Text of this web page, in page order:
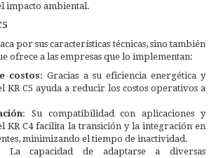
impacto ambiental.
por sus características técnicas, sino también
ofrece a las empresas que lo implementan:
costos: Gracias a su eficiencia energética y
KR C5 ayuda a reducir los costos operativos a
: Su compatibilidad con aplicaciones y
KR C4 facilita la transición y la integración en
minimizando el tiempo de inactividad.
La capacidad de adaptarse a diversas